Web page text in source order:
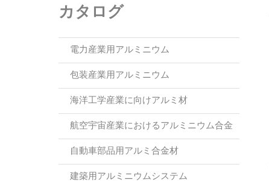
カタログ
電力産業用アルミニウム
包装産業用アルミニウム
海洋工学産業に向けアルミ材
航空宇宙産業におけるアルミニウム合金
自動車部品用アルミ合金材
建築用アルミニウムシステム